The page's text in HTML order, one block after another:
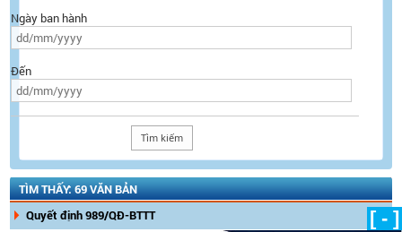
Ngày ban hành
Đến
TÌM THẤY: 69 VĂN BẢN
Quyết định 989/QĐ-BTTT
[ - ]